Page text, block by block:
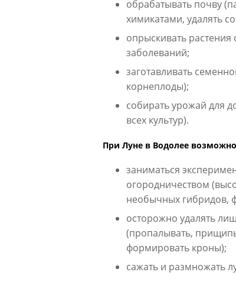
обрабатывать почву
химикатами, удалять
опрыскивать растения
заболеваний;
заготавливать
корнеплоды);
собирать урожай для
всех культур).
При Луне в Водолее
заниматься
огородничеством
необычных гибридов,
осторожно удалять
(пропалывать,
формировать кроны);
сажать и размножать